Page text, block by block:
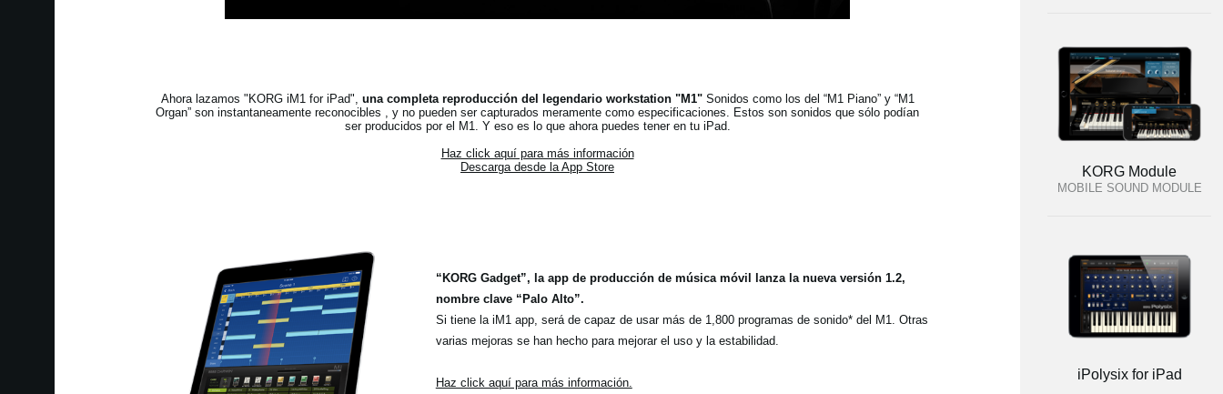
Ahora lazamos "KORG iM1 for iPad", una completa reproducción del legendario workstation "M1"Sonidos como los del “M1 Piano” y “M1
Organ” son instantaneamente reconocibles , y no pueden ser capturados meramente como especificaciones. Estos son sonidos que sólo podían
ser producidos por el M1. Y eso es lo que ahora puedes tener en tu iPad.
Haz click aquí para más información
Descarga desde la App Store
“KORG Gadget”, la app de producción de música móvil lanza la nueva versión 1.2,
nombre clave “Palo Alto”.
Si tiene la iM1 app, será de capaz de usar más de 1,800 programas de sonido* del M1. Otras
varias mejoras se han hecho para mejorar el uso y la estabilidad.
Haz click aquí para más información.
KORG Module
MOBILE SOUND MODULE
iPolysix for iPad